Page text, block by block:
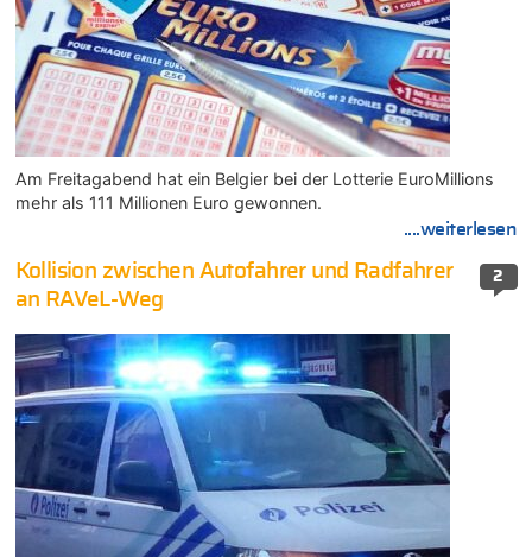
Am Freitagabend hat ein Belgier bei der Lotterie EuroMillions
mehr als 111 Millionen Euro gewonnen.
....weiterlesen
2
Kollision zwischen Autofahrer und Radfahrer
an RAVeL-Weg